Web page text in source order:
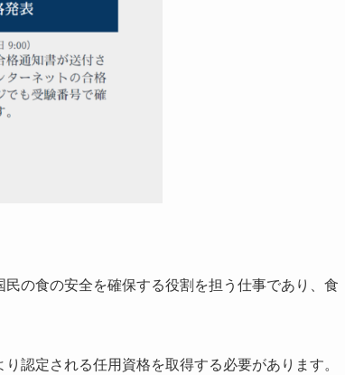
の食の安全を確保する役割を担う仕事であり、食
認定される任用資格を取得する必要があります。